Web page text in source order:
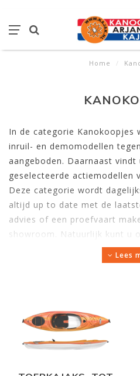
Home /
In de categorie Kanokoopjes
inruil- en demomodellen
aangeboden. Daarnaast vindt
geselecteerde actiemodellen
Deze categorie wordt
altijd up to date met de
advies of een proefvaart
showroom. Natuurlijk kunt u
of via
Lees